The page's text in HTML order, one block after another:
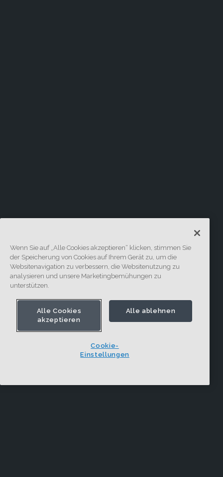
Wenn Sie auf „Alle Cookies akzeptieren“ klicken, stimmen Sie
der Speicherung von Cookies auf Ihrem Gerät zu, um die
Websitenavigation zu verbessern, die Websitenutzung zu
analysieren und unsere Marketingbemühungen zu
unterstützen.
Alle Cookies
akzeptieren
Alle ablehnen
Cookie-
Einstellungen